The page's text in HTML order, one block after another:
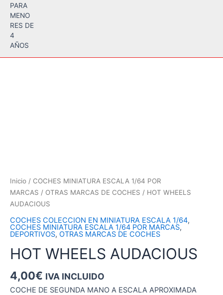
PARA
MENO
RES DE
4
AÑOS
Inicio / COCHES MINIATURA ESCALA 1/64 POR
MARCAS / OTRAS MARCAS DE COCHES / HOT WHEELS
AUDACIOUS
COCHES COLECCION EN MINIATURA ESCALA 1/64,
COCHES MINIATURA ESCALA 1/64 POR MARCAS,
DEPORTIVOS, OTRAS MARCAS DE COCHES
HOT WHEELS AUDACIOUS
4,00€ IVA INCLUIDO
COCHE DE SEGUNDA MANO A ESCALA APROXIMADA